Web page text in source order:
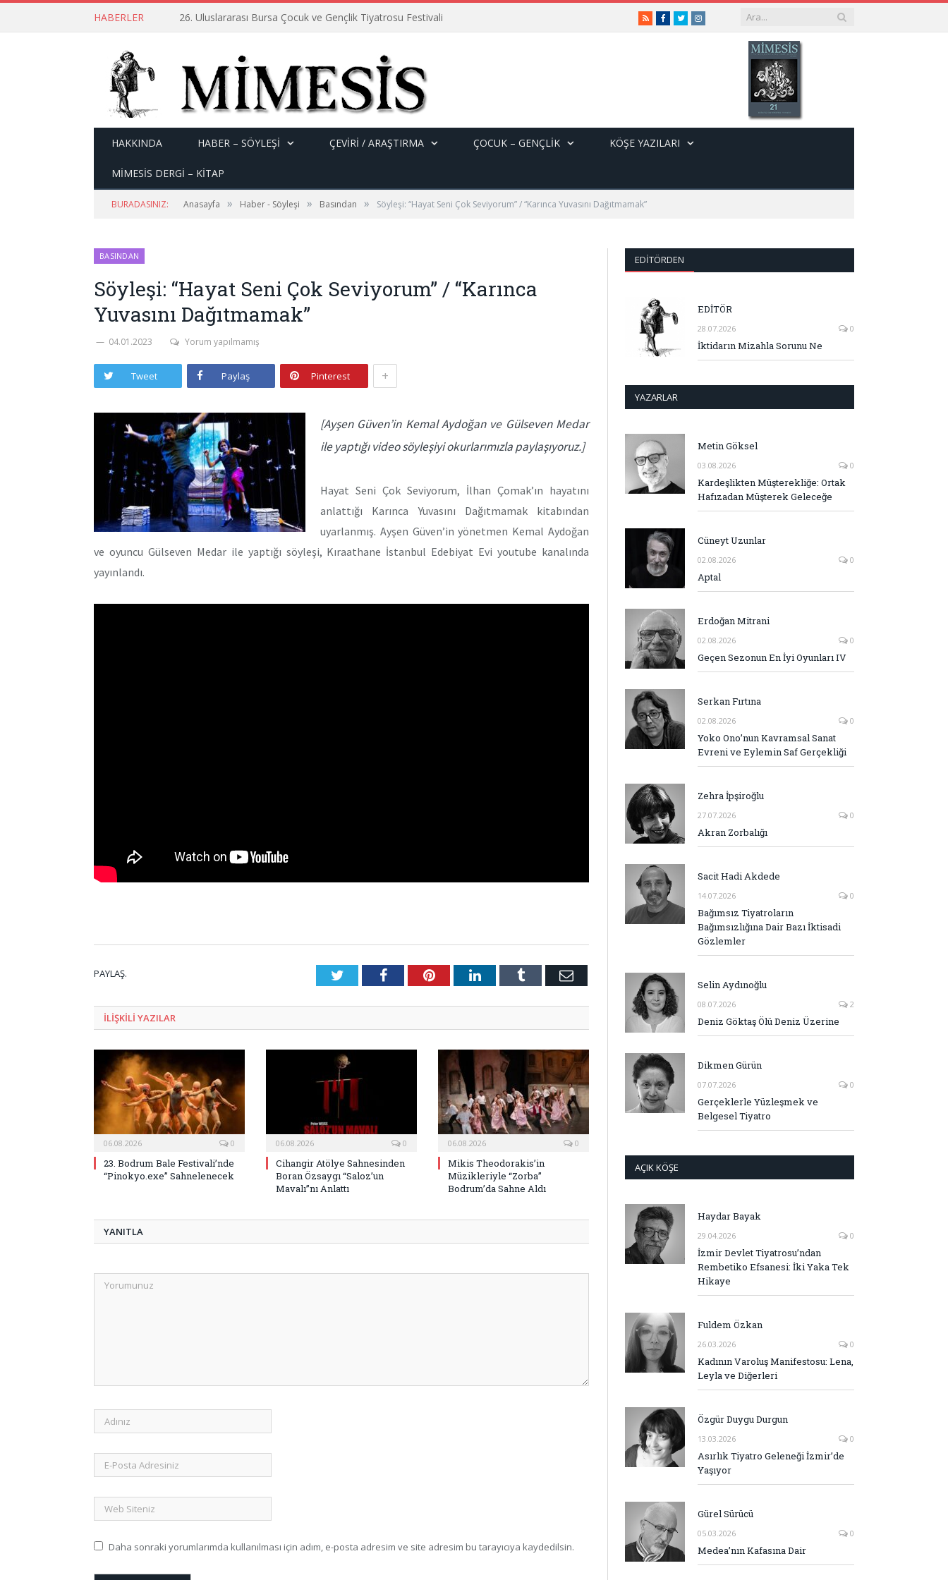
HABERLER 26. Uluslararası Bursa Çocuk ve Gençlik Tiyatrosu Festivali RSSFacebook
TwitterInstagram
HAKKINDA HABER – SÖYLEŞI ÇEVİRİ / ARAŞTIRMA ÇOCUK – GENÇLIK KÖŞE YAZILARI
MİMESİS DERGİ – KİTAP
BURADASINIZ: Anasayfa » Haber - Söyleşi » Basından » Söyleşi: “Hayat Seni Çok Seviyorum” / “Karınca Yuvasını Dağıtmamak”
BASINDAN
Söyleşi: “Hayat Seni Çok Seviyorum” / “Karınca
Yuvasını Dağıtmamak”
04.01.2023 Yorum yapılmamış
Tweet Paylaş Pinterest +
[Ayşen Güven’in Kemal Aydoğan ve Gülseven Medar
ile yaptığı video söyleşiyi okurlarımızla paylaşıyoruz.]
Hayat Seni Çok Seviyorum, İlhan Çomak’ın hayatını
anlattığı Karınca Yuvasını Dağıtmamak kitabından
uyarlanmış. Ayşen Güven’in yönetmen Kemal Aydoğan
ve oyuncu Gülseven Medar ile yaptığı söyleşi, Kıraathane İstanbul Edebiyat Evi youtube kanalında
yayınlandı.
PAYLAŞ. TwitterFacebookPinterestLinkedInTumblr E-
ILIŞKILI YAZILAR
06.08.2026 0
23. Bodrum Bale Festivali’nde
“Pinokyo.exe” Sahnelenecek
06.08.2026 0
Cihangir Atölye Sahnesinden
Boran Özsaygı “Saloz’un
Mavalı”nı Anlattı
06.08.2026 0
Mikis Theodorakis’in
Müzikleriyle “Zorba”
Bodrum’da Sahne Aldı
YANITLA
Daha sonraki yorumlarımda kullanılması için adım, e-posta adresim ve site adresim bu tarayıcıya kaydedilsin.
EDITÖRDEN
EDİTÖR
28.07.2026 0
İktidarın Mizahla Sorunu Ne
YAZARLAR
Metin Göksel
03.08.2026 0
Kardeşlikten Müşterekliğe: Ortak
Hafızadan Müşterek Geleceğe
Cüneyt Uzunlar
02.08.2026 0
Aptal
Erdoğan Mitrani
02.08.2026 0
Geçen Sezonun En İyi Oyunları IV
Serkan Fırtına
02.08.2026 0
Yoko Ono’nun Kavramsal Sanat
Evreni ve Eylemin Saf Gerçekliği
Zehra İpşiroğlu
27.07.2026 0
Akran Zorbalığı
Sacit Hadi Akdede
14.07.2026 0
Bağımsız Tiyatroların
Bağımsızlığına Dair Bazı İktisadi
Gözlemler
Selin Aydınoğlu
08.07.2026 2
Deniz Göktaş Ölü Deniz Üzerine
Dikmen Gürün
07.07.2026 0
Gerçeklerle Yüzleşmek ve
Belgesel Tiyatro
AÇIK KÖŞE
Haydar Bayak
29.04.2026 0
İzmir Devlet Tiyatrosu’ndan
Rembetiko Efsanesi: İki Yaka Tek
Hikaye
Fuldem Özkan
26.03.2026 0
Kadının Varoluş Manifestosu: Lena,
Leyla ve Diğerleri
Özgür Duygu Durgun
13.03.2026 0
Asırlık Tiyatro Geleneği İzmir’de
Yaşıyor
Gürel Sürücü
05.03.2026 0
Medea’nın Kafasına Dair